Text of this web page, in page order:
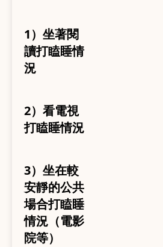
1）坐著閱
讀打瞌睡情
況
2）看電視
打瞌睡情況
3）坐在較
安靜的公共
場合打瞌睡
情況（電影
院等）